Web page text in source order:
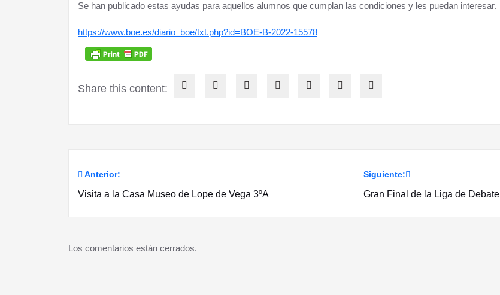
Se han publicado estas ayudas para aquellos alumnos que cumplan las condiciones y les puedan interesar.
https://www.boe.es/diario_boe/txt.php?id=BOE-B-2022-15578
Share this content:
Navegación
Anterior:
Visita a la Casa Museo de Lope de Vega 3ºA
Siguiente:
Gran Final de la Liga de Debate
Los comentarios están cerrados.